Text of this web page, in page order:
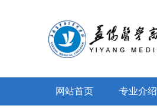
网站首页 专业介绍